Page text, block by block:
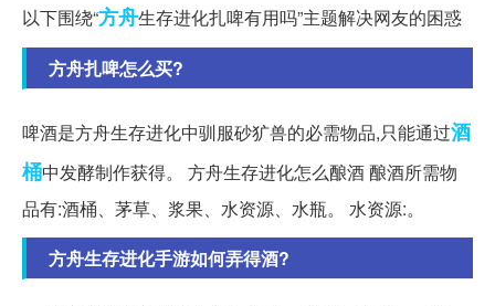
以下围绕“方舟生存进化扎啤有用吗”主题解决网友的困惑
方舟扎啤怎么买?
啤酒是方舟生存进化中驯服砂犷兽的必需物品,只能通过酒
桶中发酵制作获得。 方舟生存进化怎么酿酒 酿酒所需物
品有:酒桶、茅草、浆果、水资源、水瓶。 水资源:。
方舟生存进化手游如何弄得酒?